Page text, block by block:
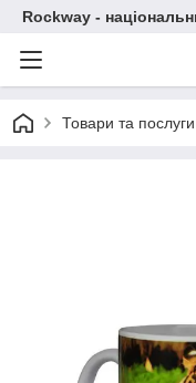
Rockway -
Товари та послуги